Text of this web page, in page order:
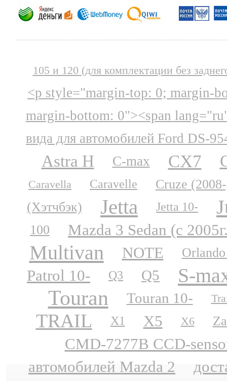
105 и 120 (для комплектации без
<p style="margin-top: 0; margin-
margin-bottom: 0"><span
вида для автомобилей Ford DS-
Astra H C-max CX7
Caravella Caravelle
Cruze
(Хэтчбэк)
Jetta Jetta 10-
100 Mazda 3 Sedan (с
Multivan NOTE
Patrol 10- Q3 Q5 S-
Touran Touran 10-
TRAIL X1 X5 X6
CMD-7277B CCD-
автомобилей Mazda 2